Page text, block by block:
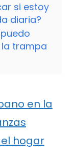
si estoy
diaria?
trampa
en la
hogar